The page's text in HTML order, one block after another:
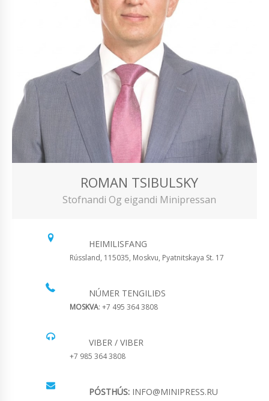
ROMAN TSIBULSKY
Stofnandi Og eigandi Minipressan
HEIMILISFANG
Rússland, 115035, Moskvu, Pyatnitskaya St. 17
NÚMER TENGILIÐS
MOSKVA: +7 495 364 3808
VIBER / VIBER
+7 985 364 3808
PÓSTHÚS: INFO@MINIPRESS.RU